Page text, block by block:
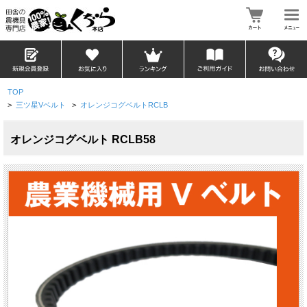
TOP
> 三ツ星Vベルト > オレンジコグベルトRCLB
オレンジコグベルト RCLB58